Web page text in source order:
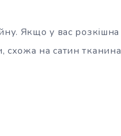
Якщо у вас розкішна
схожа на сатин тканина